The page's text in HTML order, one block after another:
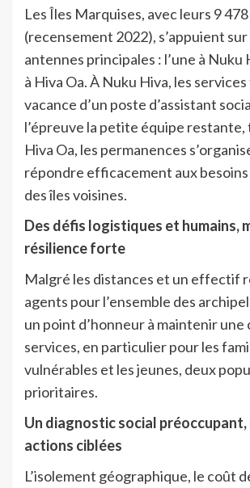
Les Îles Marquises, avec leurs 9
(recensement 2022), s’appuient
antennes principales : l’une à Nuku
à Hiva Oa. À Nuku Hiva, les
vacance d’un poste d’assistant
l’épreuve la petite équipe restante,
Hiva Oa, les permanences
répondre efficacement aux
des îles voisines.
Des défis logistiques et humains,
résilience forte
Malgré les distances et un effectif
agents pour l’ensemble des
un point d’honneur à maintenir
services, en particulier pour les
vulnérables et les jeunes, deux
prioritaires.
Un diagnostic social préoccupant,
actions ciblées
L’isolement géographique, le coût